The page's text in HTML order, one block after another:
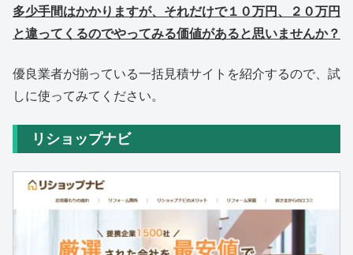
多少手間はかかりますが、それだけで１０万円、２０万円
と違ってくるのでやってみる価値があると思いませんか？
優良業者が揃っている一括見積サイトを紹介するので、試
しに使ってみてください。
リショップナビ